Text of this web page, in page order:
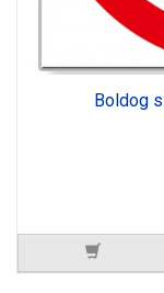
Boldog